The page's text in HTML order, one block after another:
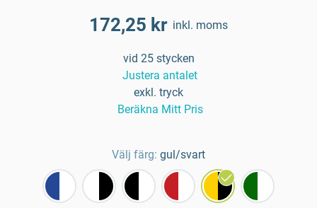
172,25 kr inkl. moms
vid 25 stycken
Justera antalet
exkl. tryck
Beräkna Mitt Pris
Välj färg: gul/svart